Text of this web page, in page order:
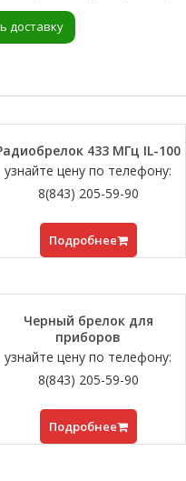
доставку
433 МГц IL-100
узнайте цену по телефону:
8(843) 205-59-90
Подробнее
Черный брелок для
приборов
узнайте цену по телефону:
8(843) 205-59-90
Подробнее